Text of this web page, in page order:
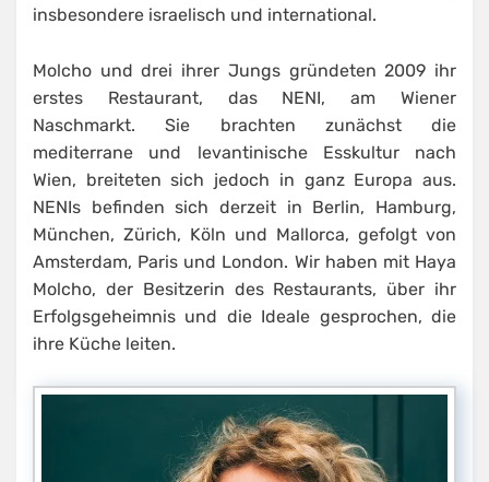
insbesondere israelisch und international.
Molcho und drei ihrer Jungs gründeten 2009 ihr
erstes Restaurant, das NENI, am Wiener
Naschmarkt. Sie brachten zunächst die
mediterrane und levantinische Esskultur nach
Wien, breiteten sich jedoch in ganz Europa aus.
NENIs befinden sich derzeit in Berlin, Hamburg,
München, Zürich, Köln und Mallorca, gefolgt von
Amsterdam, Paris und London. Wir haben mit Haya
Molcho, der Besitzerin des Restaurants, über ihr
Erfolgsgeheimnis und die Ideale gesprochen, die
ihre Küche leiten.